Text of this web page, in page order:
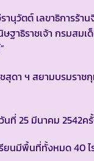
วัตต์ เลขาธิการร้า
าธิราชเจ้า กรมสม
ดา ฯ สยามบรมราช
นที่ 25 มีนาคม 2542ค
มีพื้นที่ทั้งหมด 40 ไ